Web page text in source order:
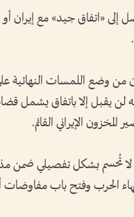
«اتفاق جيد» مع إيران أو
من وضع اللمسات النهائية
لن يقبل إلا باتفاق يشمل
الإيراني القائم.
لا تُحسم بشكل تفصيلي ضمن
الحرب وفتح باب